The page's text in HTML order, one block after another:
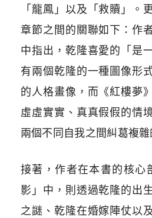
「龍鳳」以及「救贖」。
章節之間的關聯如下：作
中指出，乾隆喜愛的「是
有兩個乾隆的一種圖像形
的人格畫像，而《紅樓夢
虛虛實實、真真假假的情
兩個不同自我之間糾葛複雜
接著，作者在本書的核
影」中，則透過乾隆的出
之謎、乾隆在婚嫁陣仗以